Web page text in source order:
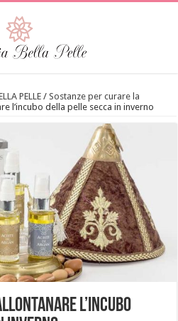
PELLE / Sostanze per curare la
l’incubo della pelle secca in inverno
l’incubo